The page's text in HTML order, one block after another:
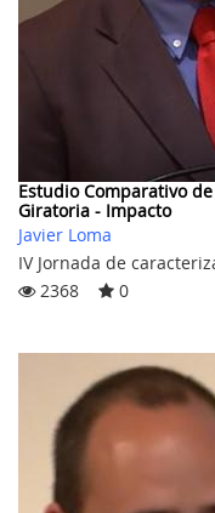
Estudio Comparativo
Giratoria - Impacto
Javier Loma
IV Jornada de
2368
0